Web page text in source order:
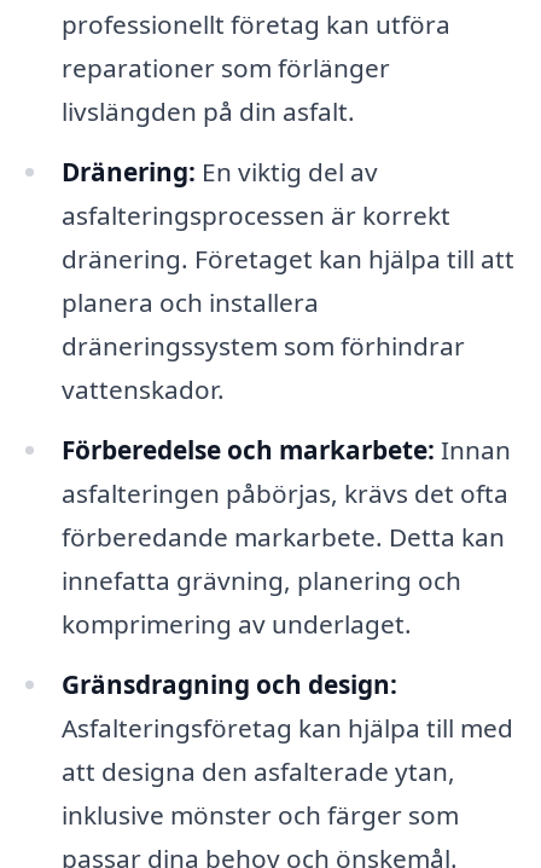
professionellt företag kan utföra
reparationer som förlänger
livslängden på din asfalt.
Dränering: En viktig del av
asfalteringsprocessen är korrekt
dränering. Företaget kan hjälpa till att
planera och installera
dräneringssystem som förhindrar
vattenskador.
Förberedelse och markarbete: Innan
asfalteringen påbörjas, krävs det ofta
förberedande markarbete. Detta kan
innefatta grävning, planering och
komprimering av underlaget.
Gränsdragning och design:
Asfalteringsföretag kan hjälpa till med
att designa den asfalterade ytan,
inklusive mönster och färger som
passar dina behov och önskemål.